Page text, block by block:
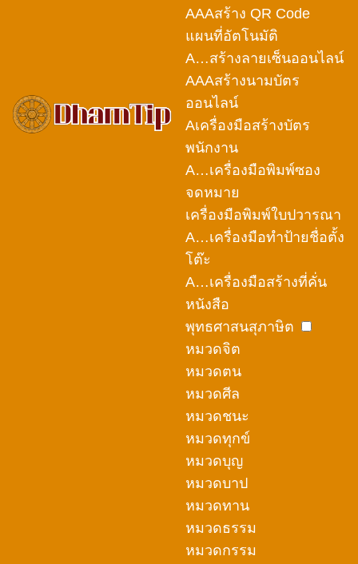
AAAสร้าง QR Code
แผนที่อัตโนมัติ
A…สร้างลายเซ็นออนไลน์
AAAสร้างนามบัตร
ออนไลน์
Aเครื่องมือสร้างบัตร
พนักงาน
A…เครื่องมือพิมพ์ซอง
จดหมาย
เครื่องมือพิมพ์ใบปวารณา
A…เครื่องมือทำป้ายชื่อตั้ง
โต๊ะ
A…เครื่องมือสร้างที่คั่น
หนังสือ
พุทธศาสนสุภาษิต
หมวดจิต
หมวดตน
หมวดศีล
หมวดชนะ
หมวดทุกข์
หมวดบุญ
หมวดบาป
หมวดทาน
หมวดธรรม
หมวดกรรม